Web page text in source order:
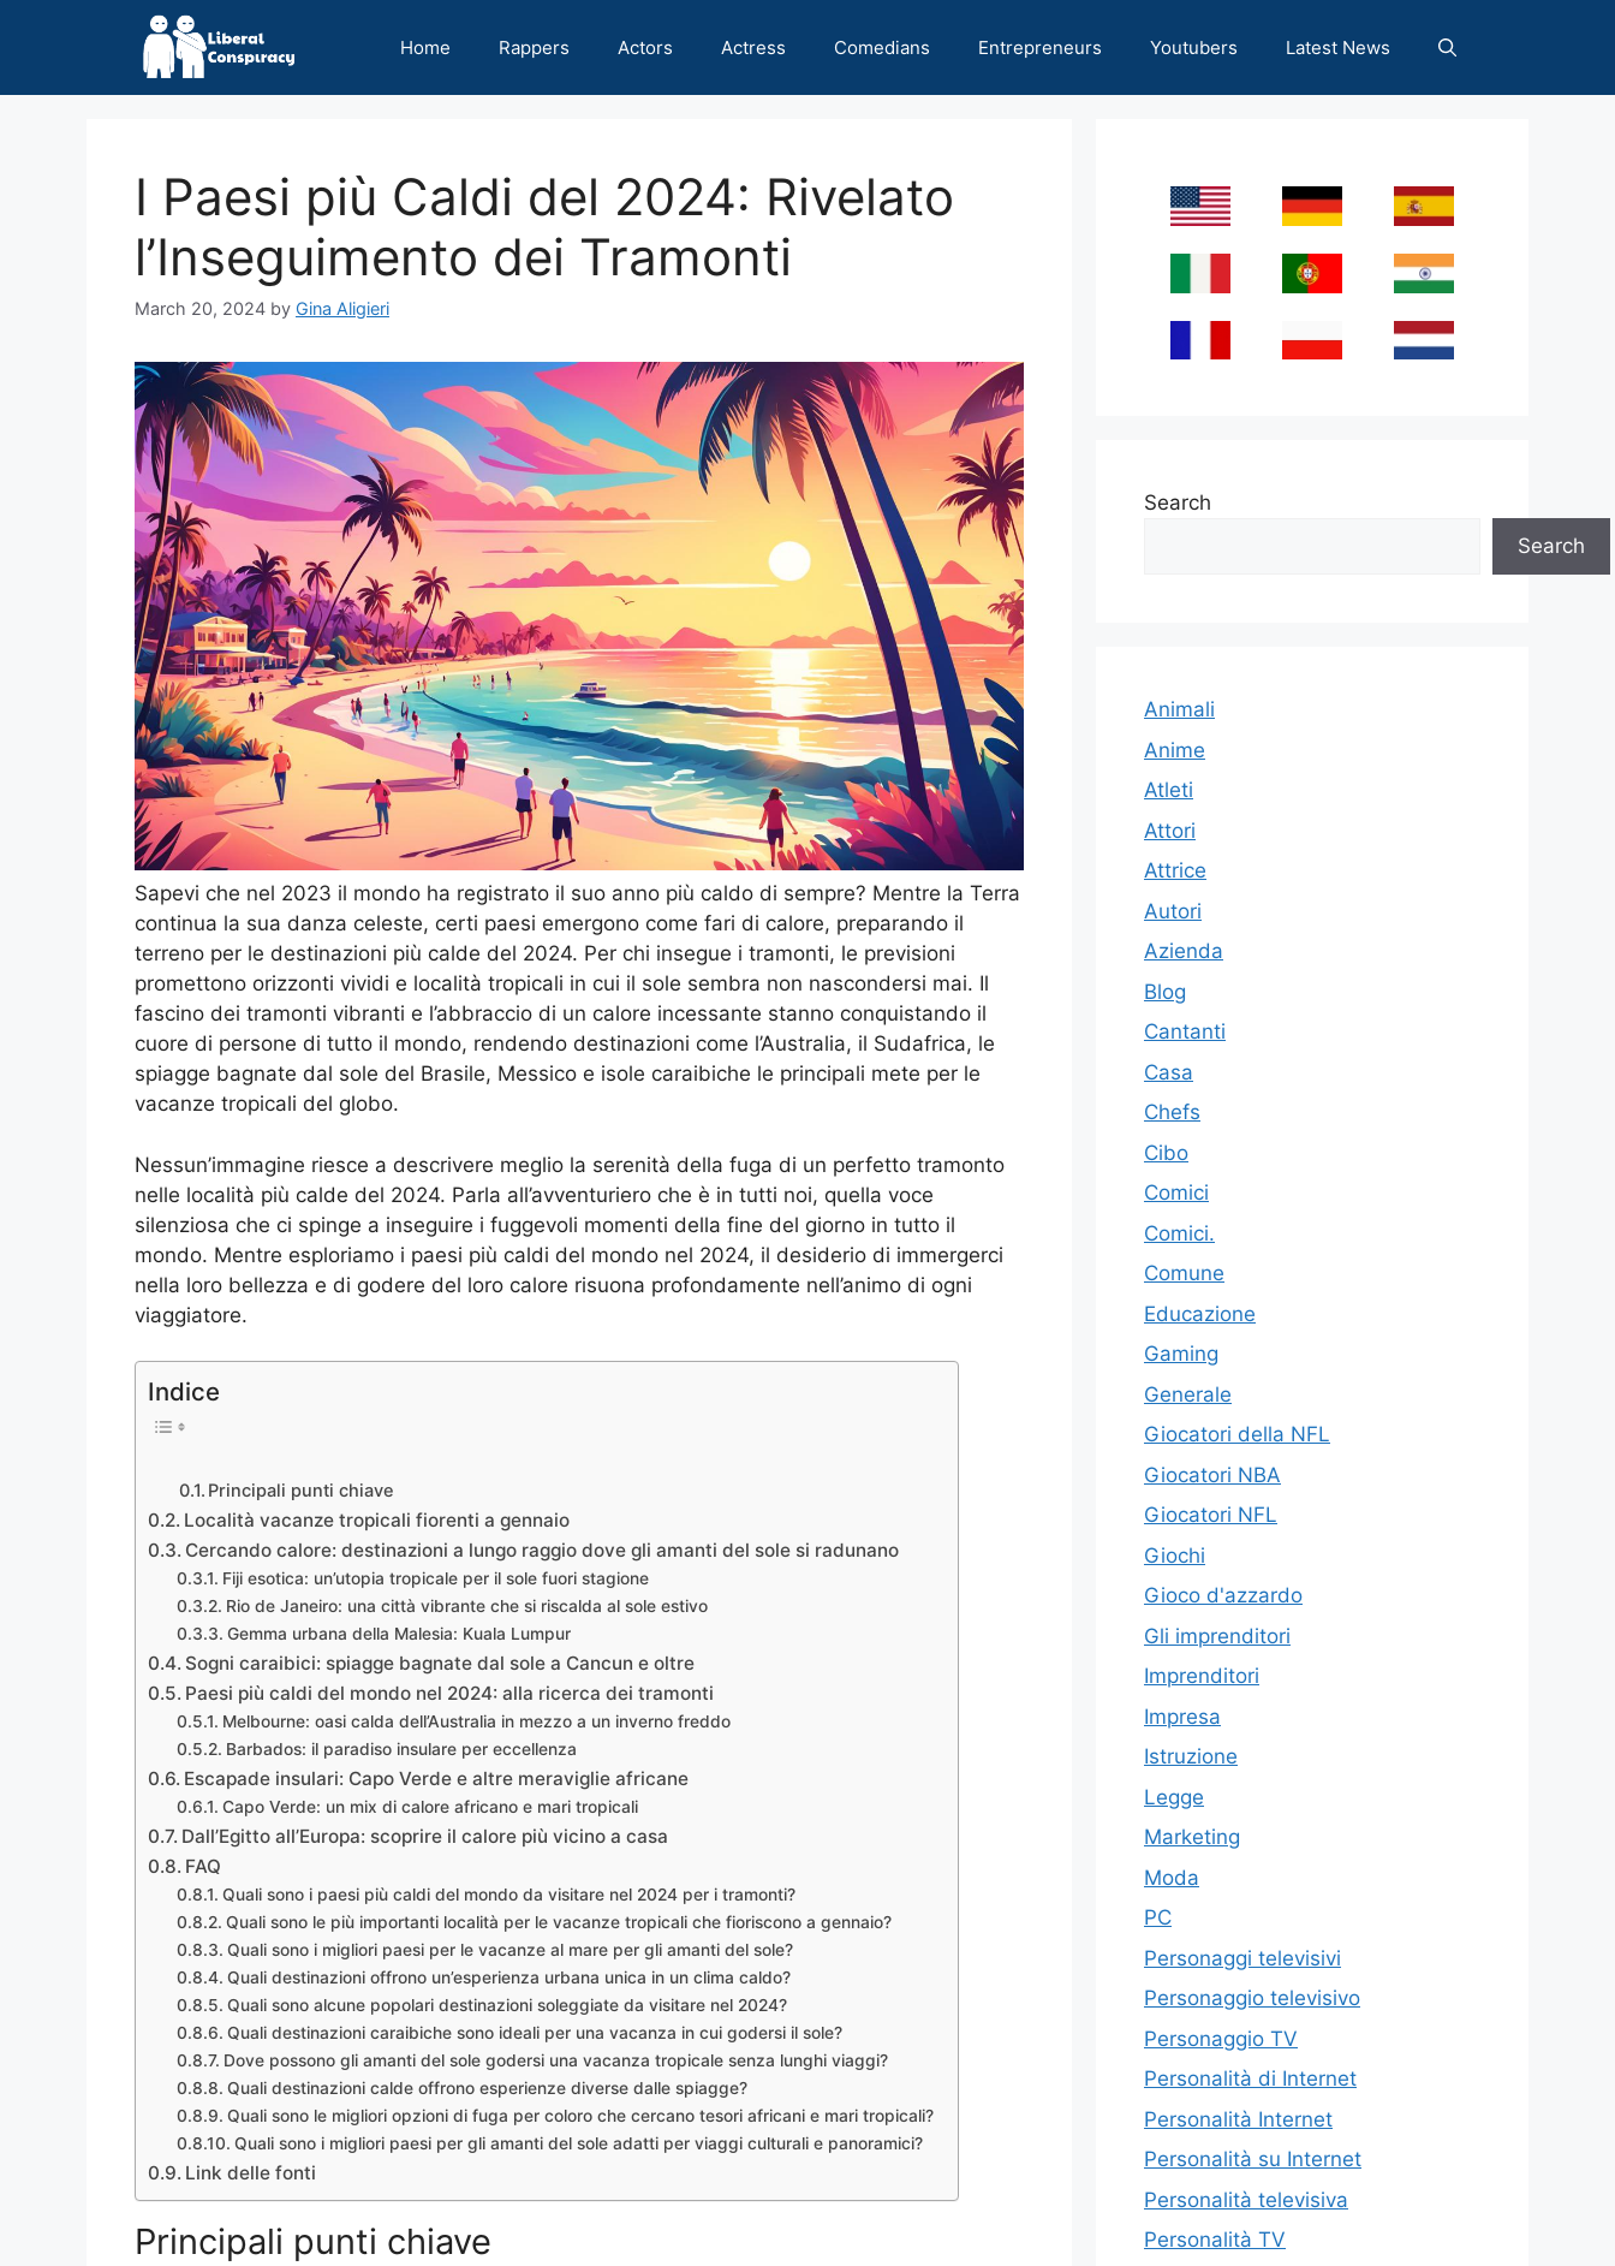
Home Rappers Actors Actress Comedians Entrepreneurs Youtubers Latest News
I Paesi più Caldi del 2024: Rivelato
l’Inseguimento dei Tramonti
March 20, 2024 by Gina Aligieri
Sapevi che nel 2023 il mondo ha registrato il suo anno più caldo di sempre? Mentre la Terra
continua la sua danza celeste, certi paesi emergono come fari di calore, preparando il
terreno per le destinazioni più calde del 2024. Per chi insegue i tramonti, le previsioni
promettono orizzonti vividi e località tropicali in cui il sole sembra non nascondersi mai. Il
fascino dei tramonti vibranti e l’abbraccio di un calore incessante stanno conquistando il
cuore di persone di tutto il mondo, rendendo destinazioni come l’Australia, il Sudafrica, le
spiagge bagnate dal sole del Brasile, Messico e isole caraibiche le principali mete per le
vacanze tropicali del globo.
Nessun’immagine riesce a descrivere meglio la serenità della fuga di un perfetto tramonto
nelle località più calde del 2024. Parla all’avventuriero che è in tutti noi, quella voce
silenziosa che ci spinge a inseguire i fuggevoli momenti della fine del giorno in tutto il
mondo. Mentre esploriamo i paesi più caldi del mondo nel 2024, il desiderio di immergerci
nella loro bellezza e di godere del loro calore risuona profondamente nell’animo di ogni
viaggiatore.
Indice
Principali punti chiave
Località vacanze tropicali fiorenti a gennaio
Cercando calore: destinazioni a lungo raggio dove gli amanti del sole si radunano
Fiji esotica: un’utopia tropicale per il sole fuori stagione
Rio de Janeiro: una città vibrante che si riscalda al sole estivo
Gemma urbana della Malesia: Kuala Lumpur
Sogni caraibici: spiagge bagnate dal sole a Cancun e oltre
Paesi più caldi del mondo nel 2024: alla ricerca dei tramonti
Melbourne: oasi calda dell’Australia in mezzo a un inverno freddo
Barbados: il paradiso insulare per eccellenza
Escapade insulari: Capo Verde e altre meraviglie africane
Capo Verde: un mix di calore africano e mari tropicali
Dall’Egitto all’Europa: scoprire il calore più vicino a casa
FAQ
Quali sono i paesi più caldi del mondo da visitare nel 2024 per i tramonti?
Quali sono le più importanti località per le vacanze tropicali che fioriscono a gennaio?
Quali sono i migliori paesi per le vacanze al mare per gli amanti del sole?
Quali destinazioni offrono un’esperienza urbana unica in un clima caldo?
Quali sono alcune popolari destinazioni soleggiate da visitare nel 2024?
Quali destinazioni caraibiche sono ideali per una vacanza in cui godersi il sole?
Dove possono gli amanti del sole godersi una vacanza tropicale senza lunghi viaggi?
Quali destinazioni calde offrono esperienze diverse dalle spiagge?
Quali sono le migliori opzioni di fuga per coloro che cercano tesori africani e mari tropicali?
Quali sono i migliori paesi per gli amanti del sole adatti per viaggi culturali e panoramici?
Link delle fonti
Principali punti chiave
Search
Search
Animali
Anime
Atleti
Attori
Attrice
Autori
Azienda
Blog
Cantanti
Casa
Chefs
Cibo
Comici
Comici.
Comune
Educazione
Gaming
Generale
Giocatori della NFL
Giocatori NBA
Giocatori NFL
Giochi
Gioco d'azzardo
Gli imprenditori
Imprenditori
Impresa
Istruzione
Legge
Marketing
Moda
PC
Personaggi televisivi
Personaggio televisivo
Personaggio TV
Personalità di Internet
Personalità Internet
Personalità su Internet
Personalità televisiva
Personalità TV